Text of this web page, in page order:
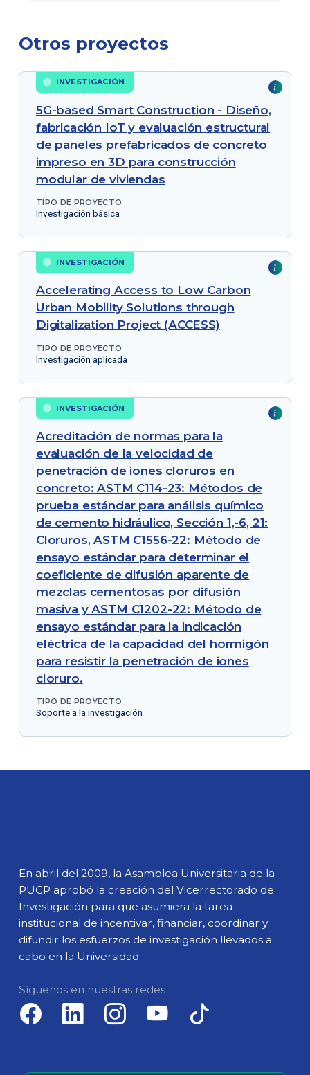
Otros proyectos
INVESTIGACIÓN
5G-based Smart Construction - Diseño,
fabricación IoT y evaluación estructural
de paneles prefabricados de concreto
impreso en 3D para construcción
modular de viviendas
TIPO DE PROYECTO
Investigación básica
INVESTIGACIÓN
Accelerating Access to Low Carbon
Urban Mobility Solutions through
Digitalization Project (ACCESS)
TIPO DE PROYECTO
Investigación aplicada
INVESTIGACIÓN
Acreditación de normas para la
evaluación de la velocidad de
penetración de iones cloruros en
concreto: ASTM C114-23: Métodos de
prueba estándar para análisis químico
de cemento hidráulico, Sección 1,-6, 21:
Cloruros, ASTM C1556-22: Método de
ensayo estándar para determinar el
coeficiente de difusión aparente de
mezclas cementosas por difusión
masiva y ASTM C1202-22: Método de
ensayo estándar para la indicación
eléctrica de la capacidad del hormigón
para resistir la penetración de iones
cloruro.
TIPO DE PROYECTO
Soporte a la investigación
En abril del 2009, la Asamblea Universitaria de la
PUCP aprobó la creación del Vicerrectorado de
Investigación para que asumiera la tarea
institucional de incentivar, financiar, coordinar y
difundir los esfuerzos de investigación llevados a
cabo en la Universidad.
Síguenos en nuestras redes